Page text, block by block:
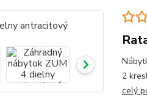
2
celý